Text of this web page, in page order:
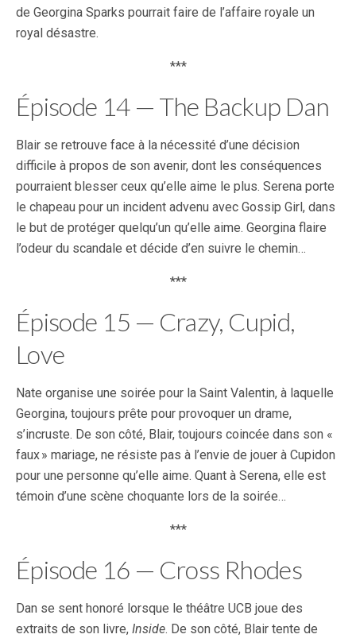
de Georgina Sparks pourrait faire de l’affaire royale un
royal désastre.
***
Épisode 14 — The Backup Dan
Blair se retrouve face à la nécessité d’une décision
difficile à propos de son avenir, dont les conséquences
pourraient blesser ceux qu’elle aime le plus. Serena porte
le chapeau pour un incident advenu avec Gossip Girl, dans
le but de protéger quelqu’un qu’elle aime. Georgina flaire
l’odeur du scandale et décide d’en suivre le chemin…
***
Épisode 15 — Crazy, Cupid,
Love
Nate organise une soirée pour la Saint Valentin, à laquelle
Georgina, toujours prête pour provoquer un drame,
s’incruste. De son côté, Blair, toujours coincée dans son «
faux » mariage, ne résiste pas à l’envie de jouer à Cupidon
pour une personne qu’elle aime. Quant à Serena, elle est
témoin d’une scène choquante lors de la soirée…
***
Épisode 16 — Cross Rhodes
Dan se sent honoré lorsque le théâtre UCB joue des
extraits de son livre, Inside. De son côté, Blair tente de